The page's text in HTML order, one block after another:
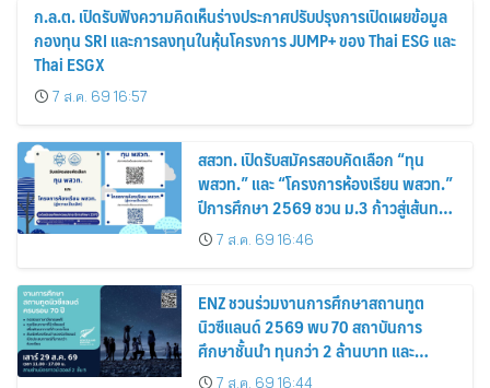
ก.ล.ต. เปิดรับฟังความคิดเห็นร่างประกาศปรับปรุงการเปิดเผยข้อมูล
กองทุน SRI และการลงทุนในหุ้นโครงการ JUMP+ ของ Thai ESG และ
Thai ESGX
7 ส.ค. 69 16:57
สสวท. เปิดรับสมัครสอบคัดเลือก “ทุน
พสวท.” และ “โครงการห้องเรียน พสวท.”
ปีการศึกษา 2569 ชวน ม.3 ก้าวสู่เส้นทาง
นักวิทยาศาสตร์รุ่นใหม่
7 ส.ค. 69 16:46
ENZ ชวนร่วมงานการศึกษาสถานทูต
นิวซีแลนด์ 2569 พบ 70 สถาบันการ
ศึกษาชั้นนำ ทุนกว่า 2 ล้านบาท และ
ประกาศทุนรัฐบาลเต็มจำนวน
7 ส.ค. 69 16:44